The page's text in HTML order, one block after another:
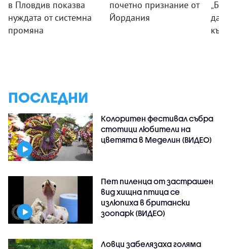
в Пловдив показва
нуждата от системна
промяна
почетно признание от
Йордания
ПОСЛЕДНИ
Колоритен фестивал събра
стотици любители на
цветята в Меделин (ВИДЕО)
Пет пиленца от застрашен
вид хищна птица се
излюпиха в британски
зоопарк (ВИДЕО)
Ловци забелязаха голяма